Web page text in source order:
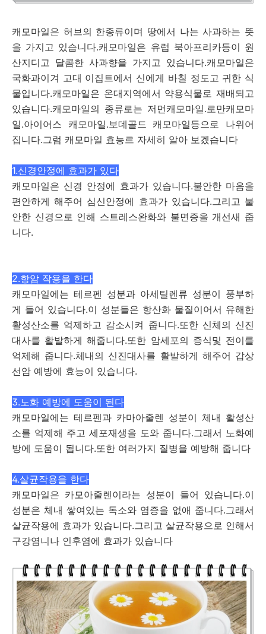
캐모마일은 허브의 한종류이며 땅에서 나는 사과하는 뜻
을 가지고 있습니다.캐모마일은 유럽 북아프리카등이 원
산지디고 달콤한 사과향을 가지고 있습니다.캐모마일은
국화과이겨 고대 이집트에서 신에게 바칠 정도고 귀한 식
물입니다.캐모마일은 온대지역에서 약용식물로 재배되고
있습니다.캐모마일의 종류로는 저먼캐모마일.로만캐모마
일.아이어스 캐모마일.보데골드 캐모마일등으로 나위어
집니다.그럼 캐모마일 효능르 자세히 알아 보겠습니다
1.신경안정에 효과가 있다
캐모마일은 신경 안정에 효과가 있습니다.불안한 마음을
편안하게 해주어 심신안정에 효과가 있습니다.그리고 불
안한 신경으로 인해 스트레스완화와 불면증을 개선새 줍
니다.
2.항암 작용을 한다
캐모마일에는 테르펜 성분과 아세틸렌류 성분이 풍부하
게 들어 있습니다.이 성분들은 항산화 물질이어서 유해한
활성산소를 억제하고 감소시켜 줍니다.또한 신체의 신진
대사를 활발하게 해줍니다.또한 암세포의 증식및 전이를
억제해 줍니다.체내의 신진대사를 활발하게 해주어 갑상
선암 예방에 효능이 있습니다.
3.노화 예방에 도움이 된다
캐모마일에는 테르펜과 카마아줄렌 성분이 체내 활성산
소를 억제해 주고 세포재생을 도와 줍니다.그래서 노화예
방에 도움이 됩니다.또한 여러가지 질병을 예방해 줍니다
4.살균작용을 한다
캐모마일은 카모아줄렌이라는 성분이 들어 있습니다.이
성분은 체내 쌓여있는 독소와 염증을 없애 줍니다.그래서
살균작용에 효과가 있습니다.그리고 살균작용으로 인해서
구강염니나 인후염에 효과가 있습니다